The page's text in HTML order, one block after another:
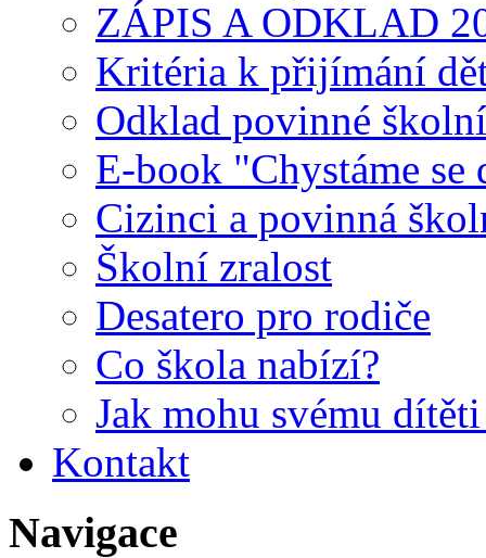
ZÁPIS A ODKLAD
Kritéria k přijímání
Odklad povinné
E-book "Chystáme
Cizinci a povinná
Školní zralost
Desatero pro rodiče
Co škola nabízí?
Jak mohu svému
Kontakt
Navigace